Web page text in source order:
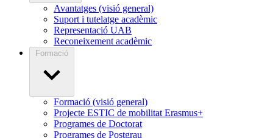
Avantatges (visió general)
Suport i tutelatge acadèmic
Representació UAB
Reconeixement acadèmic
Formació
Formació (visió general)
Projecte ESTIC de mobilitat Erasmus+
Programes de Doctorat
Programes de Postgrau